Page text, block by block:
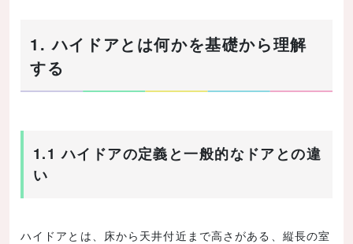
1. ハイドアとは何かを基礎から理解
する
1.1 ハイドアの定義と一般的なドアとの違
い
ハイドアとは、床から天井付近まで高さがある、縦長の室